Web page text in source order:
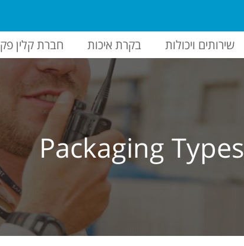
שירותים ויכולות בקרת איכות חברת קלין פק
Packaging Types